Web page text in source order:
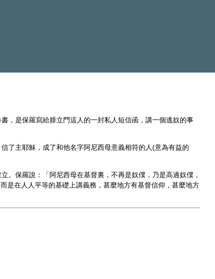
，是保羅寫給腓立門這人的一封私人短信函，講一個逃奴的事
了主耶穌，成了和他名字阿尼西母意義相符的人(意為有益的
。保羅說：「阿尼西母在基督裏，不再是奴僕，乃是高過奴僕，
是在人人平等的基礎上講義務，甚麼地方有基督信仰，甚麼地方